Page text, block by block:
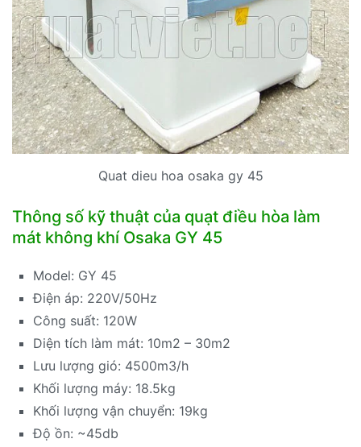
Quat dieu hoa osaka gy 45
Thông số kỹ thuật của quạt điều hòa làm
mát không khí Osaka GY 45
Model: GY 45
Điện áp: 220V/50Hz
Công suất: 120W
Diện tích làm mát: 10m2 – 30m2
Lưu lượng gió: 4500m3/h
Khối lượng máy: 18.5kg
Khối lượng vận chuyển: 19kg
Độ ồn: ~45db